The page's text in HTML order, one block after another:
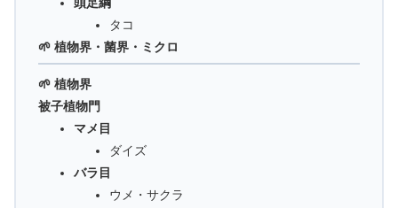
タコ
🌱 植物界・菌界・ミクロ
🌱 植物界
被子植物門
マメ目
ダイズ
バラ目
ウメ・サクラ